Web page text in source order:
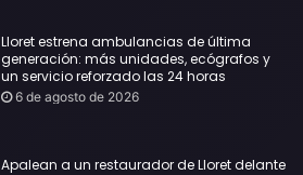
Lloret estrena ambulancias de última
generación: más unidades, ecógrafos y
un servicio reforzado las 24 horas
6 de agosto de 2026
Apalean a un restaurador de Lloret delante